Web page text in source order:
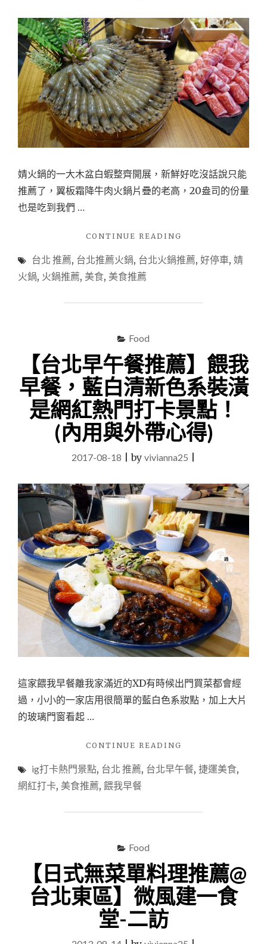
婧火鍋的一大木盆白蝦整齊開展，新鮮好吃沒話說只能
推薦了，翼板霜降牛肉火鍋片疊的老高，20盎司的份量
也是吃到我們 …
CONTINUE READING
火
的
婧
火
鍋，
蝦
子
吃
快
風！"
台北 推薦, 台北推薦火鍋, 台北火鍋推薦, 好停車, 婧
火鍋, 火鍋推薦, 美食, 美食推薦
Food
【台北早午餐推薦】餵我
早餐，藍白清新色系裝潢
是網紅熱門打卡景點！
(內用與外帶心得)
2017-08-18 |by vivianna25
這家餵我早餐離我家滿近的XD有時候出門買菜都會經
過，小小的一家店用很簡單的藍白色系妝點，加上大片
的玻璃門窗看起 …
CONTINUE READING
早
餐，
藍
白
清
ig打卡熱門景點, 台北 推薦, 台北早午餐, 捷運美食,
網紅打卡, 美食推薦, 餵我早餐
Food
【日式無菜單料理推薦@
台北東區】微風建一食
堂-二訪